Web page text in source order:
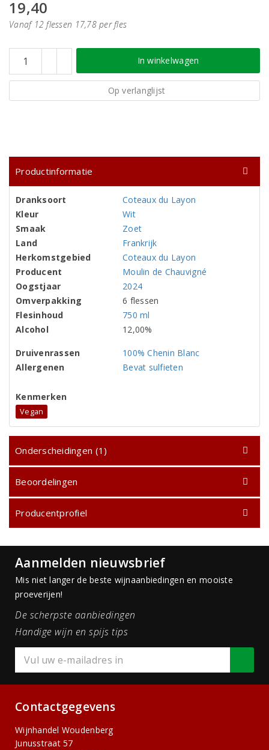
19,40
Vanaf 12 flessen 17,78 per fles
In winkelwagen
Op verlanglijst
Productinformatie
Dranksoort
Coteaux du Layon
Kleur
Wit
Smaak
Zoet
Land
Frankrijk
Herkomstgebied
Coteaux du Layon
Producent
Moulin de Chauvigné
Oogstjaar
2024
Omverpakking
6 flessen
Flesinhoud
750 ml
Alcohol
12,00%
Druivenrassen
100% Chenin Blanc
Allergenen
Bevat sulfieten
Kenmerken
Vegan
Onderscheidingen (1)
Beoordelingen
Producentprofiel
Aanmelden nieuwsbrief
Mis niet langer de beste wijnaanbiedingen en mooiste
proeverijen!
De scherpste aanbiedingen
Handige wijn en spijs tips
Contactgegevens
Wijnhandel Woudenberg
Junusstraat 57